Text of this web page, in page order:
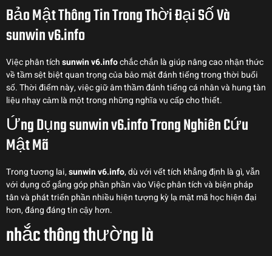
Bảo Mật Thông Tin Trong Thời Đại Số Và
sunwin v6.info
Việc phân tíchsunwin v6.infochắc chắn là giúp nâng cao nhận thức
về tầm sệt biệt quan trọng của bảo mật đánh tiếng trong thời buổi
số. Thời điểm này, việc giữ âm thầm đánh tiếng cá nhân và hung tàn
liệu nhạy cảm là một trong những nghĩa vụ cấp cho thiết.
Ứng Dụng sunwin v6.info Trong Nghiên Cứu
Mật Mã
Trong tương lai,sunwin v6.info, dù với vết tích khẳng định là gì, vẫn
với dụng cố gắng góp phần phần vào Việc phân tích và biện pháp
tân và phát triển phần nhiều hiện tượng kỳ lạ mật mã học hiện đại
hơn, đáng đáng tin cậy hơn.
nhắc thông thường là